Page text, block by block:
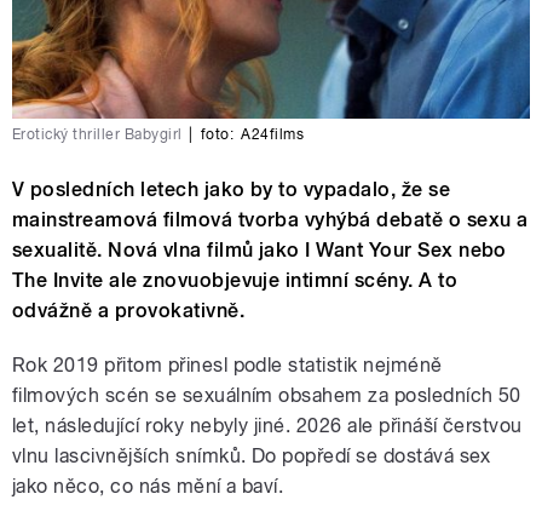
Erotický thriller Babygirl foto: A24films
V posledních letech jako by to vypadalo, že se
mainstreamová filmová tvorba vyhýbá debatě o sexu a
sexualitě. Nová vlna filmů jako I Want Your Sex nebo
The Invite ale znovuobjevuje intimní scény. A to
odvážně a provokativně.
Rok 2019 přitom přinesl podle statistik nejméně
filmových scén se sexuálním obsahem za posledních 50
let, následující roky nebyly jiné. 2026 ale přináší čerstvou
vlnu lascivnějších snímků. Do popředí se dostává sex
jako něco, co nás mění a baví.